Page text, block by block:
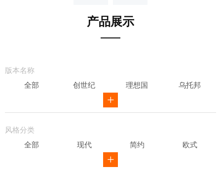
产品展示
版本名称
全部
创世纪 理想国 乌托邦
风格分类
全部
现代 简约 欧式